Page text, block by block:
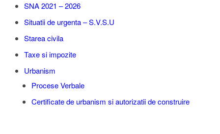
SNA 2021 – 2026
Situatii de urgenta – S.V.S.U
Starea civila
Taxe si impozite
Urbanism
Procese Verbale
Certificate de urbanism si autorizatii de construire